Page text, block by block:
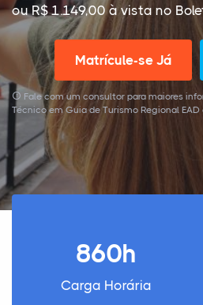
ou R$ 1.149,00 à vista no
Matrícule-se Já
Fale com um consultor para maiores
Técnico em Guia de Turismo Regional EAD
860h
Carga Horária